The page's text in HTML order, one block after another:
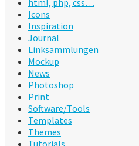
html, php, css…
Icons
Inspiration
Journal
Linksammlungen
Mockup
News
Photoshop
Print
Software/Tools
Templates
Themes